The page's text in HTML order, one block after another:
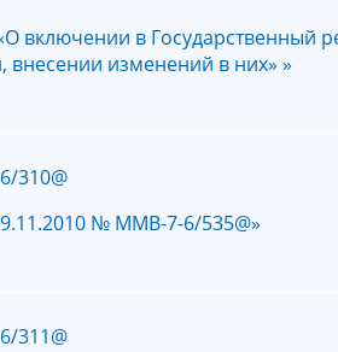
включении в Государственный
внесении изменений в них» »
310@
№ ММВ-7-6/535@»
311@